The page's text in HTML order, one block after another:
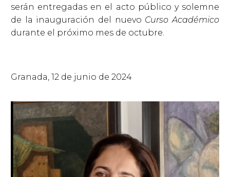
serán entregadas en el acto público y solemne
de la inauguración del nuevo Curso Académico
durante el próximo mes de octubre.
Granada, 12 de junio de 2024